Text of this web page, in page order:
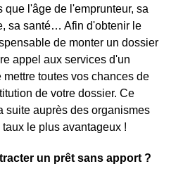
que l'âge de l'emprunteur, sa
sa santé… Afin d'obtenir le
de monter un dossier
appel aux services d'un
toutes vos chances de
de votre dossier. Ce
suite auprès des organismes
le plus avantageux !
un prêt sans apport ?